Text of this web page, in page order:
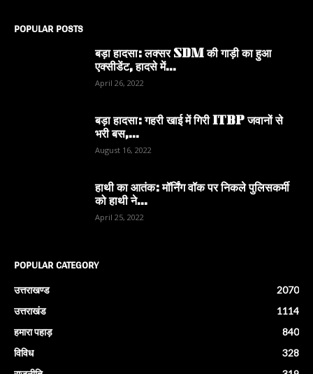
POPULAR POSTS
बड़ा हादसा: लक्सर SDM की गाड़ी का हुआ
एक्सीडेंट, हादसे में...
April 26, 2022
बड़ा हादसा: गहरी खाई में गिरी ITBP जवानों से
भरी बस,...
August 16, 2022
हाथी का आतंक: मॉर्निंग वॉक पर निकले पुलिसकर्मी
को हाथी ने...
April 25, 2022
POPULAR CATEGORY
उत्तराखण्ड
2070
उत्तराखंड
1114
हमारा पहाड़
840
विविध
328